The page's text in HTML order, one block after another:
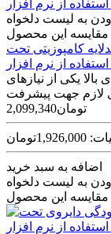
به لیست دلخواه
مقایسه این محصول
کامپوزیتی تحت
یکی از نیازهای
2,099,340تومان
اضافه به سبد خرید
به لیست دلخواه
مقایسه این محصول